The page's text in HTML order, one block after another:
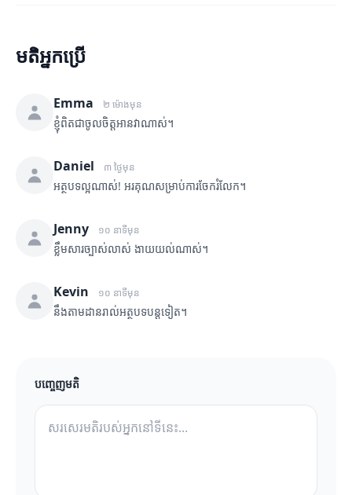
មតិអ្នកប្រើ
Emma ២ ម៉ោងមុន
ខ្ញុំពិតជាចូលចិត្តអានវាណាស់។
Daniel ៣ ថ្ងៃមុន
អត្ថបទល្អណាស់! អរគុណសម្រាប់ការចែករំលែក។
Jenny ១០ នាទីមុន
ខ្លឹមសារច្បាស់លាស់ ងាយយល់ណាស់។
Kevin ១០ នាទីមុន
នឹងតាមដានរាល់អត្ថបទបន្តទៀត។
បញ្ចេញមតិ